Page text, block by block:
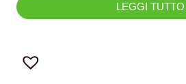
LEGGI TUTTO